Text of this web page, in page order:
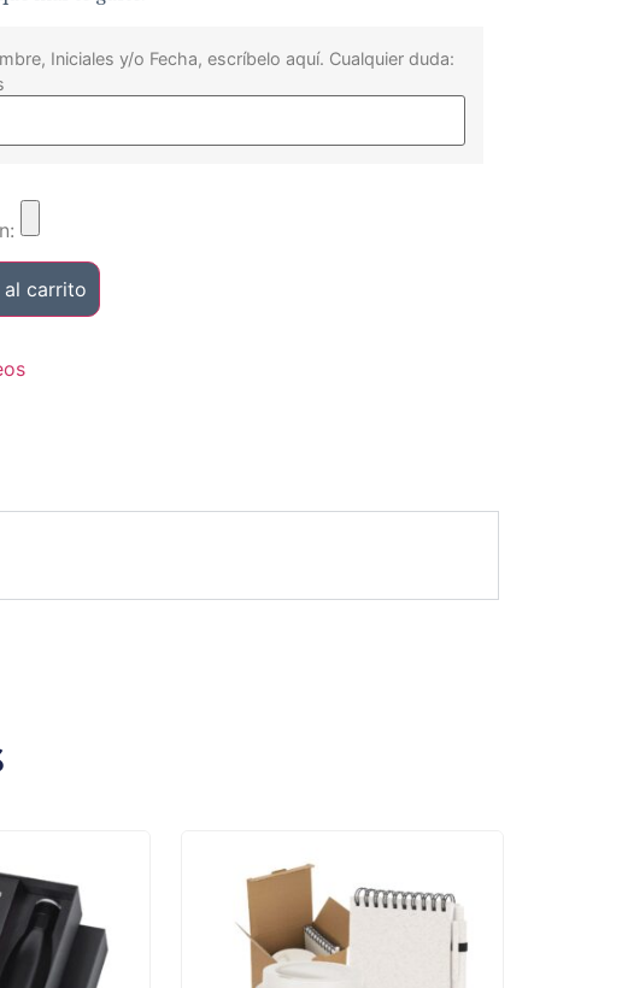
Iniciales y/o Fecha, escríbelo aquí. Cualquier duda:
al carrito